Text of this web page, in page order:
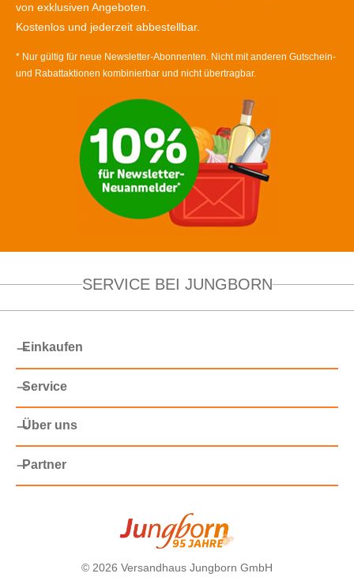
von exklusiven Angeboten.
Kostenlos und jederzeit abbestellbar.
* Nur gültig für neue Newsletter-Abonnenten. Nicht mit anderen Gutschein-
und Rabattaktionen kombinierbar und nicht übertragbar.
SERVICE BEI JUNGBORN
Einkaufen
Service
Über uns
Partner
© 2026 Versandhaus Jungborn GmbH